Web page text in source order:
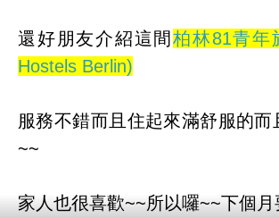
還好朋友介紹這間 柏林81青年
Hostels Berlin)
服務不錯而且住起來滿舒服的而
~~
家人也很喜歡~~所以囉~~下個